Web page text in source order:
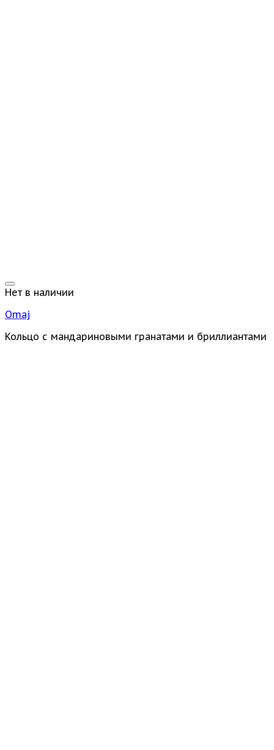
Нет в наличии
Omaj
Кольцо с мандариновыми гранатами и бриллиантами